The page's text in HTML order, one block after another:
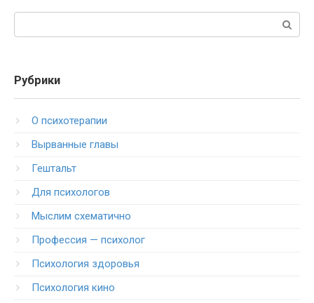
Рубрики
O психотерапии
Вырванные главы
Гештальт
Для психологов
Мыслим схематично
Профессия — психолог
Психология здоровья
Психология кино